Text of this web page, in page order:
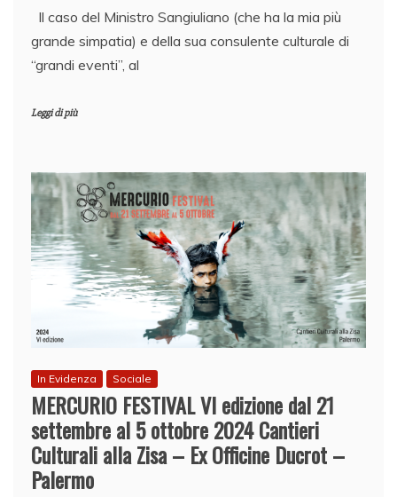
Il caso del Ministro Sangiuliano (che ha la mia più
grande simpatia) e della sua consulente culturale di
“grandi eventi”, al
Leggi di più
In Evidenza Sociale
MERCURIO FESTIVAL VI edizione dal 21
settembre al 5 ottobre 2024 Cantieri
Culturali alla Zisa – Ex Officine Ducrot –
Palermo